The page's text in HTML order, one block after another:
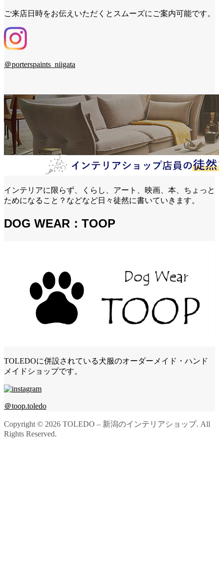
ご来店日時をお伝えいただくとスムーズにご案内可能です。
＠porterspaints_niigata
インテリアに限らず、くらし、アート、映画、本、ちょっと
ためになること？などなど日々徒然に書いていきます。
DOG WEAR：TOOP
TOLEDOに併設されている犬服のオーダーメイド・ハンド
メイドショップです。
＠toop.toledo
Copyright © 2026 TOLEDO – 新潟のインテリアショップ. All
Rights Reserved.